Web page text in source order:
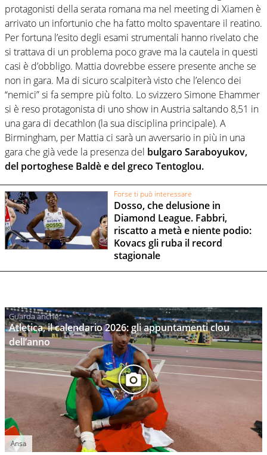
protagonisti della serata romana ma nel meeting di Xiamen è
arrivato un infortunio che ha fatto molto spaventare il reatino.
Per fortuna l’esito degli esami strumentali hanno rivelato che
si trattava di un problema poco grave ma la cautela in questi
casi è d’obbligo. Mattia dovrebbe essere presente anche se
non in gara. Ma di sicuro scalpiterà visto che l’elenco dei
“nemici” si fa sempre più folto. Lo svizzero Simone Ehammer
si è reso protagonista di uno show in Austria saltando 8,51 in
una gara di decathlon (la sua disciplina principale). A
Birmingham, per Mattia ci sarà un avversario in più in una
gara che già vede la presenza del bulgaro Saraboyukov,
del portoghese Baldè e del greco Tentoglou.
Forse ti può interessare
Dosso, che delusione in
Diamond League. Fabbri,
riscatto a metà e niente podio:
Kovacs gli ruba il record
stagionale
Atletica, il calendario 2026: gli appuntamenti clou
dell’anno
Ansa